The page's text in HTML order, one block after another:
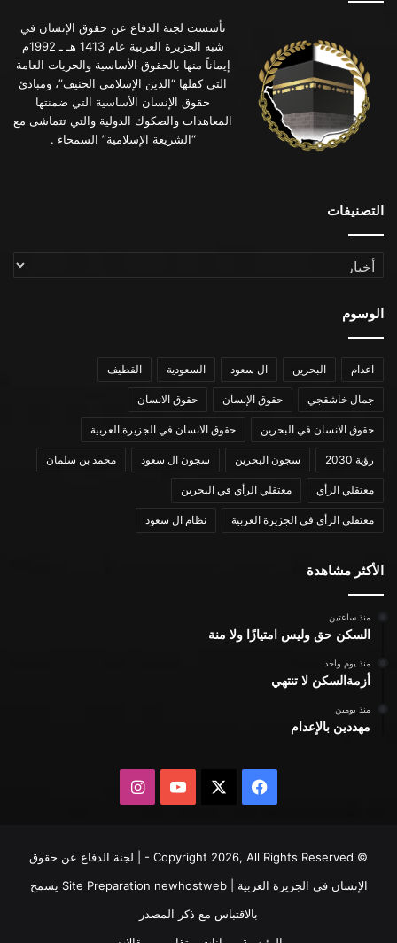
تأسست لجنة الدفاع عن حقوق الإنسان في
شبه الجزيرة العربية عام 1413 هـ ـ 1992م
إيماناً منها بالحقوق الأساسية والحريات العامة
التي كفلها “الدين الإسلامي الحنيف”، ومبادئ
حقوق الإنسان الأساسية التي ضمنتها
المعاهدات والصكوك الدولية والتي تتماشى مع
“الشريعة الإسلامية” السمحاء .
التصنيفات
التصنيفات
الوسوم
اعدام البحرين ال سعود السعودية القطيف
جمال خاشقجي حقوق الإنسان حقوق الانسان
حقوق الانسان في البحرين حقوق الانسان في الجزيرة العربية
رؤية 2030 سجون البحرين سجون ال سعود محمد بن سلمان
معتقلي الرأي معتقلي الرأي في البحرين
معتقلي الرأي في الجزيرة العربية نظام ال سعود
الأكثر مشاهدة
منذ ساعتين
السكن حق وليس امتيازًا ولا منة
منذ يوم واحد
أزمةالسكن لا تنتهي
منذ يومين
مهددين بالإعدام
فيسبوك يوتيوبانستقرام
© Copyright 2026, All Rights Reserved - | لجنة الدفاع عن حقوق
الإنسان في الجزيرة العربية | Site Preparationnewhostweb
يسمح
بالاقتباس مع ذكر المصدر